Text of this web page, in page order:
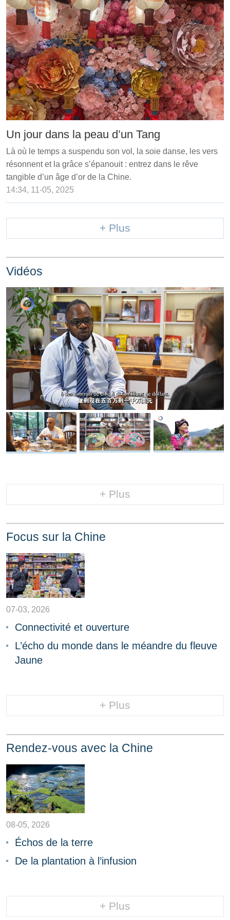
Un jour dans la peau d’un Tang
Là où le temps a suspendu son vol, la soie danse, les vers
résonnent et la grâce s’épanouit : entrez dans le rêve
tangible d’un âge d’or de la Chine.
14:34, 11-05, 2025
+ Plus
Vidéos
+ Plus
Focus sur la Chine
07-03, 2026
Connectivité et ouverture
L’écho du monde dans le méandre du fleuve
Jaune
+ Plus
Rendez-vous avec la Chine
08-05, 2026
Échos de la terre
De la plantation à l’infusion
+ Plus